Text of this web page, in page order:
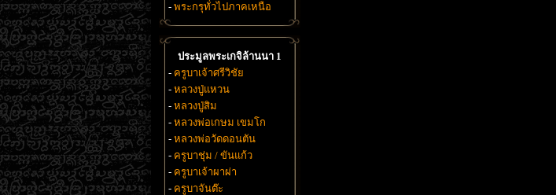
- พระกรุทั่วไปภาคเหนือ
ประมูลพระเกจิล้านนา 1
- ครูบาเจ้าศรีวิชัย
- หลวงปู่แหวน
- หลวงปู่สิม
- หลวงพ่อเกษม เขมโก
- หลวงพ่อวัดดอนตัน
- ครูบาชุ่ม / ขันแก้ว
- ครูบาเจ้าผาผ่า
- ครูบาจันต๊ะ